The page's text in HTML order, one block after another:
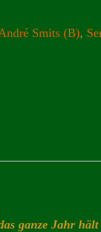
Smits (B),
ganze Jahr hält